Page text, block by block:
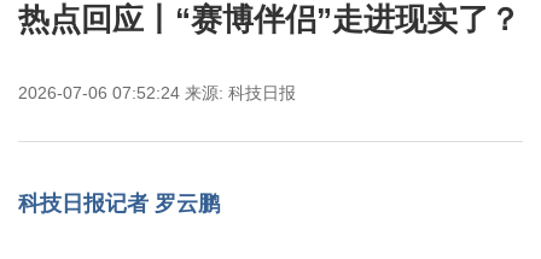
热点回应丨“赛博伴侣”走进现实了？
2026-07-06 07:52:24 来源: 科技日报
科技日报记者 罗云鹏